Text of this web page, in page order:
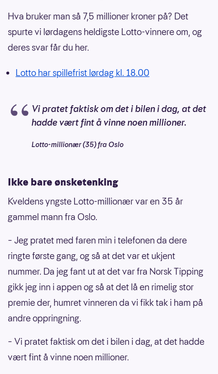
Hva bruker man så 7,5 millioner kroner på? Det
spurte vi lørdagens heldigste Lotto-vinnere om, og
deres svar får du her.
Lotto har spillefrist lørdag kl. 18.00
Vi pratet faktisk om det i bilen i dag, at det
hadde vært fint å vinne noen millioner.
Lotto-millionær (35) fra Oslo
Ikke bare ønsketenking
Kveldens yngste Lotto-millionær var en 35 år
gammel mann fra Oslo.
– Jeg pratet med faren min i telefonen da dere
ringte første gang, og så at det var et ukjent
nummer. Da jeg fant ut at det var fra Norsk Tipping
gikk jeg inn i appen og så at det lå en rimelig stor
premie der, humret vinneren da vi fikk tak i ham på
andre oppringning.
– Vi pratet faktisk om det i bilen i dag, at det hadde
vært fint å vinne noen millioner.